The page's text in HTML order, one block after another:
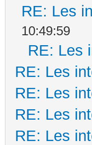
RE: Les
10:49:59
RE: Les
RE: Les
RE: Les
RE: Les
RE: Les